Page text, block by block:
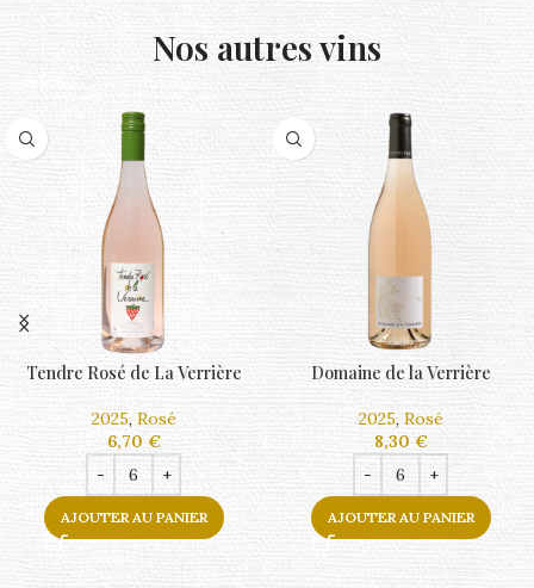
Nos autres vins
Domaine de la Verrière
2025, Blanc
8,30€
AJOUTER AU PANIER
Viognier
2025, Blanc
11,00€
AJOUTER AU PANIER